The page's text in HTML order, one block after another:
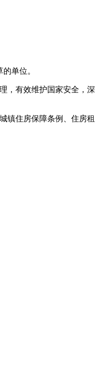
单位。
，有效维护国家安全，深
镇住房保障条例、住房租